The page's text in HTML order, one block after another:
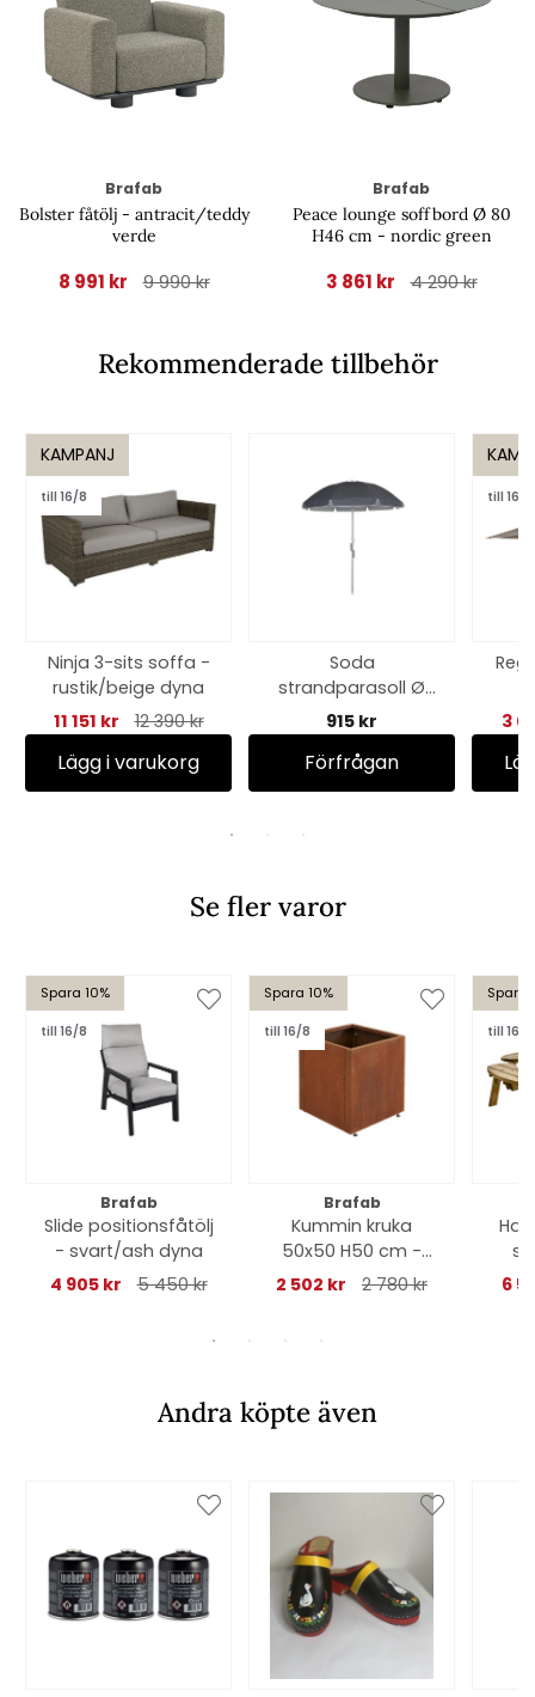
Brafab
Bolster fåtölj - antracit/teddy
verde
8 991 kr 9 990 kr
Brafab
Peace lounge soffbord Ø 80
H46 cm - nordic green
3 861 kr 4 290 kr
Rekommenderade tillbehör
KAMPANJ
till 16/8
Ninja 3-sits soffa -
rustik/beige dyna
11 151 kr
12 390 kr
Lägg i varukorg
Soda
strandparasoll Ø
180 cm - grå
915 kr
Förfrågan
till 16/8
3
Se fler varor
Spara 10%
till 16/8
Brafab
Slide positionsfåtölj
- svart/ash dyna
4 905 kr
5 450 kr
Spara 10%
till 16/8
Brafab
Kummin kruka
50x50 H50 cm -
cortenstål/rost
2 502 kr 2 780 kr
Spara
till 16/8
6
Andra köpte även